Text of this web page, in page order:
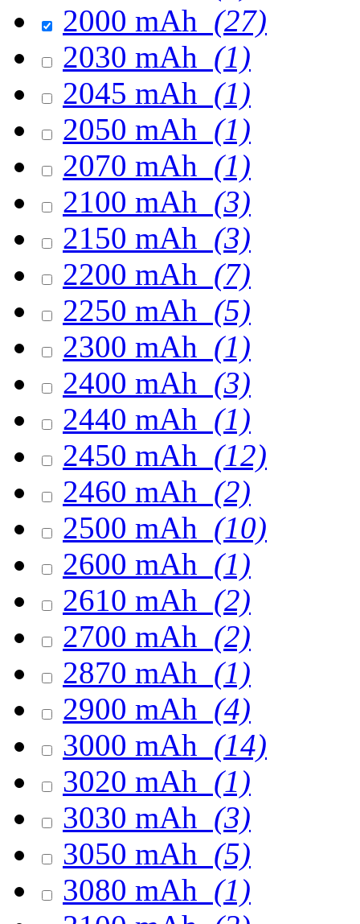
2000 mAh (27)
2030 mAh (1)
2045 mAh (1)
2050 mAh (1)
2070 mAh (1)
2100 mAh (3)
2150 mAh (3)
2200 mAh (7)
2250 mAh (5)
2300 mAh (1)
2400 mAh (3)
2440 mAh (1)
2450 mAh (12)
2460 mAh (2)
2500 mAh (10)
2600 mAh (1)
2610 mAh (2)
2700 mAh (2)
2870 mAh (1)
2900 mAh (4)
3000 mAh (14)
3020 mAh (1)
3030 mAh (3)
3050 mAh (5)
3080 mAh (1)